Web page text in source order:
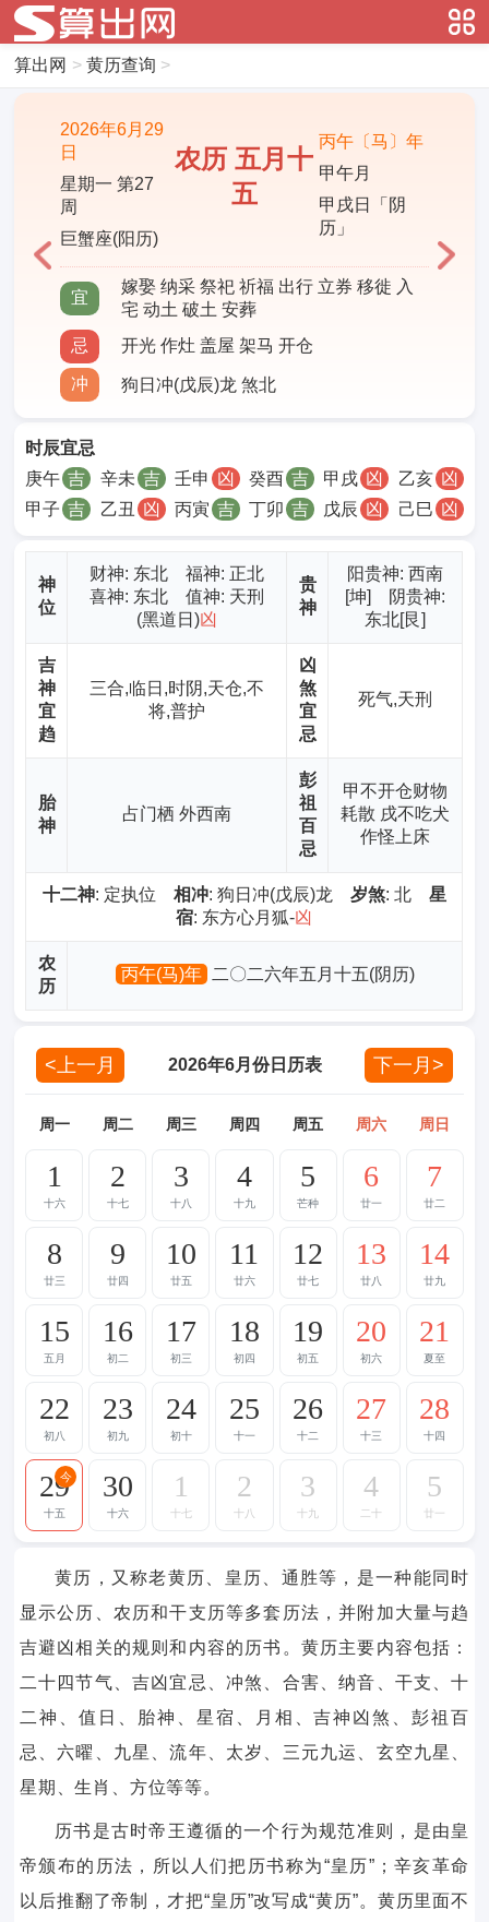
算出网 > 黄历查询 >
2026年6月29
日
星期一 第27
周
巨蟹座(阳历)
农历 五月十
五
丙午〔马〕年
甲午月
甲戌日「阴
历」
宜
嫁娶 纳采 祭祀 祈福 出行 立券 移徙 入
宅 动土 破土 安葬
忌
开光 作灶 盖屋 架马 开仓
冲 狗日冲(戊辰)龙 煞北
时辰宜忌
甲子 吉 乙丑 凶 丙寅 吉 丁卯 吉 戊辰 凶 己巳 凶
庚午 吉 辛未 吉 壬申 凶 癸酉 吉 甲戌 凶 乙亥 凶
神
位
财神: 东北 福神: 正北
喜神: 东北 值神: 天刑
(黑道日)凶
贵
神
阳贵神: 西南
[坤] 阴贵神:
东北[艮]
吉
神
宜
趋
三合,临日,时阴,天仓,不
将,普护
凶
煞
宜
忌
死气,天刑
胎
神
占门栖 外西南
彭
祖
百
忌
甲不开仓财物
耗散 戌不吃犬
作怪上床
十二神: 定执位 相冲: 狗日冲(戊辰)龙 岁煞: 北 星
宿: 东方心月狐-凶
农
历
丙午(马)年 二〇二六年五月十五(阴历)
<上一月 2026年6月份日历表 下一月>
周一 周二 周三 周四 周五 周六 周日
1
十六
2
十七
3
十八
4
十九
5
芒种
6
廿一
7
廿二
8
廿三
9
廿四
10
廿五
11
廿六
12
廿七
13
廿八
14
廿九
15
五月
16
初二
17
初三
18
初四
19
初五
20
初六
21
夏至
22
初八
23
初九
24
初十
25
十一
26
十二
27
十三
28
十四
29
十五
今 30
十六
1
十七
2
十八
3
十九
4
二十
5
廿一
黄历，又称老黄历、皇历、通胜等，是一种能同时
显示公历、农历和干支历等多套历法，并附加大量与趋
吉避凶相关的规则和内容的历书。黄历主要内容包括：
二十四节气、吉凶宜忌、冲煞、合害、纳音、干支、十
二神、值日、胎神、星宿、月相、吉神凶煞、彭祖百
忌、六曜、九星、流年、太岁、三元九运、玄空九星、
星期、生肖、方位等等。
历书是古时帝王遵循的一个行为规范准则，是由皇
帝颁布的历法，所以人们把历书称为“皇历”；辛亥革命
以后推翻了帝制，才把“皇历”改写成“黄历”。黄历里面不